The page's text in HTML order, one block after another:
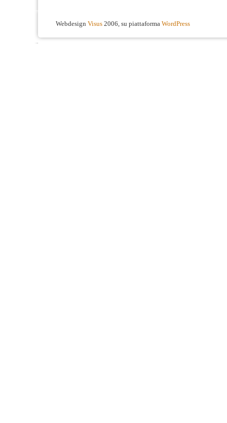
Webdesign Visus 2006, su piattaforma WordPress